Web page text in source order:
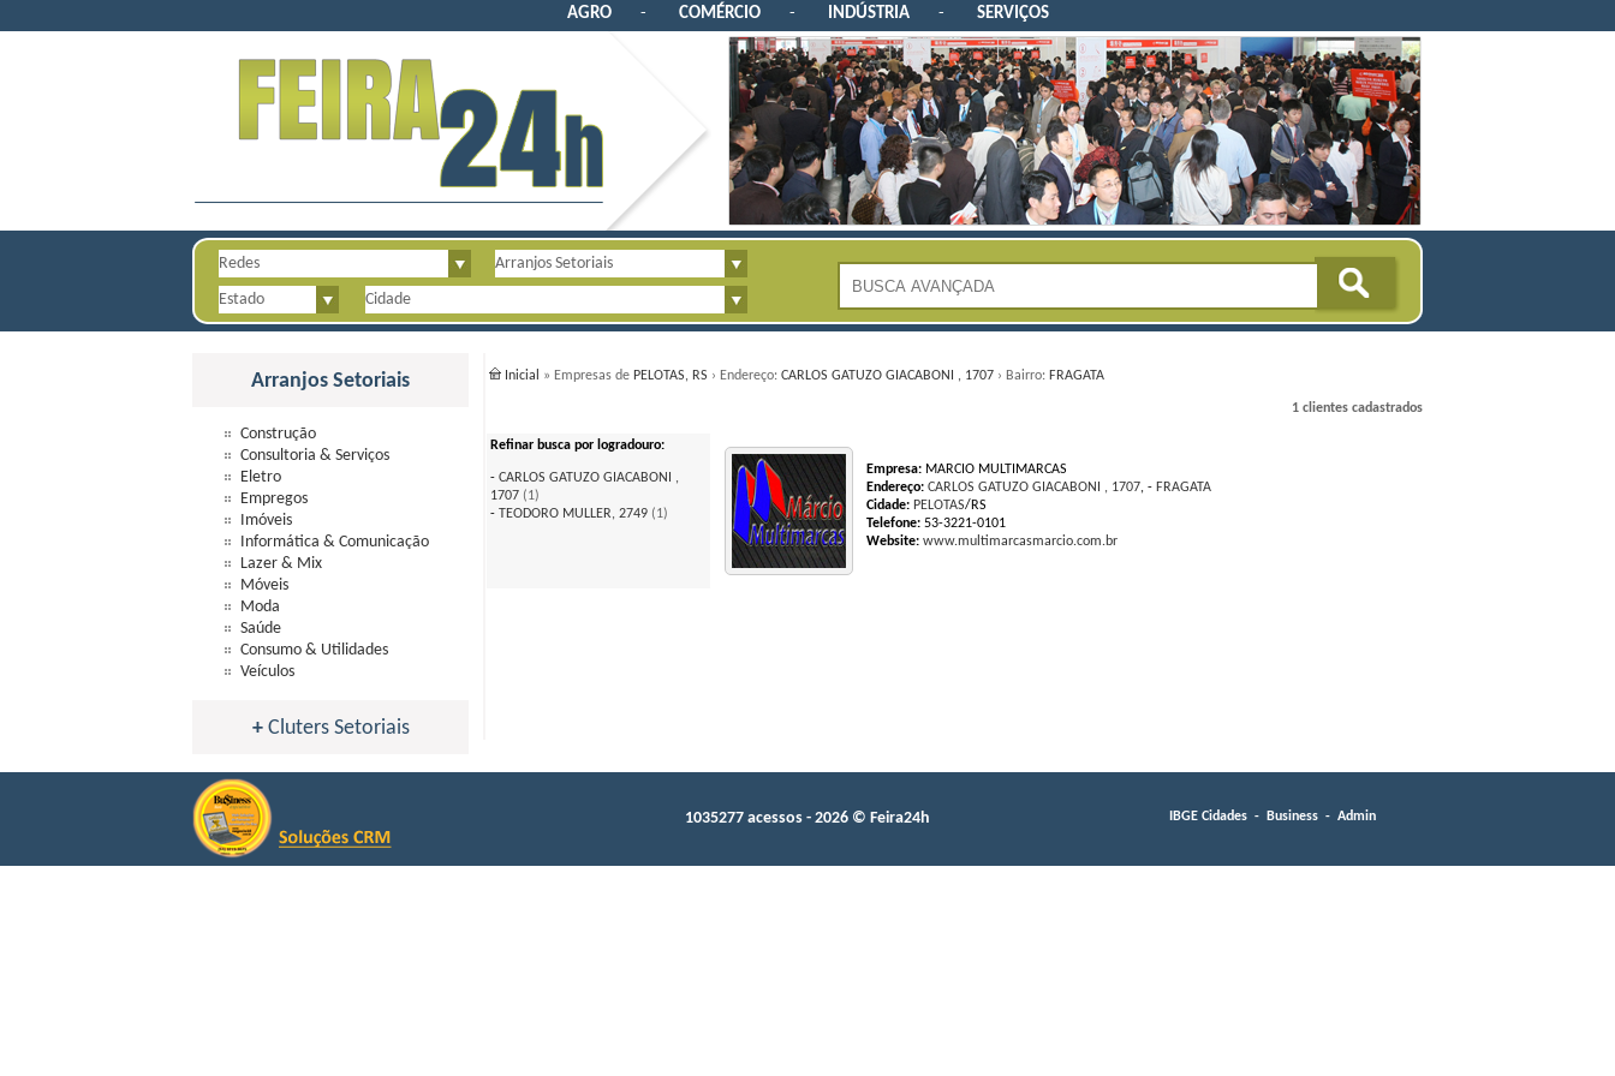
AGRO- COMÉRCIO- INDÚSTRIA- SERVIÇOS
Arranjos Setoriais
Construção
Consultoria & Serviços
Eletro
Empregos
Imóveis
Informática & Comunicação
Lazer & Mix
Móveis
Moda
Saúde
Consumo & Utilidades
Veículos
Inicial » Empresas de PELOTAS, RS › Endereço: CARLOS GATUZO GIACABONI , 1707 › Bairro: FRAGATA
1 clientes cadastrados
Refinar busca por logradouro:
- CARLOS GATUZO GIACABONI ,
1707 (1)
- TEODORO MULLER, 2749 (1)
Empresa: MARCIO MULTIMARCAS
Endereço: CARLOS GATUZO GIACABONI , 1707, - FRAGATA
Cidade: PELOTAS/RS
Telefone: 53-3221-0101
Website: www.multimarcasmarcio.com.br
+Cluters Setoriais
1035277 acessos - 2026 © Feira24h IBGE Cidades - Business - Admin